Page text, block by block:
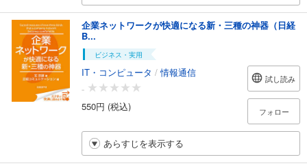
企業ネットワークが快適になる新・三種の神器（日経
B...
ビジネス・実用
IT・コンピュータ /情報通信
-
550円 (税込)
試し読み
フォロー
あらすじを表示する